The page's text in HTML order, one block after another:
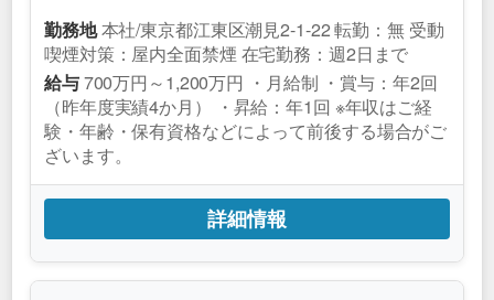
勤務地本社/東京都江東区潮見2-1-22 転勤：無 受動
喫煙対策：屋内全面禁煙 在宅勤務：週2日まで
給与700万円～1,200万円 ・月給制 ・賞与：年2回
（昨年度実績4か月） ・昇給：年1回 ※年収はご経
験・年齢・保有資格などによって前後する場合がご
ざいます。
詳細情報